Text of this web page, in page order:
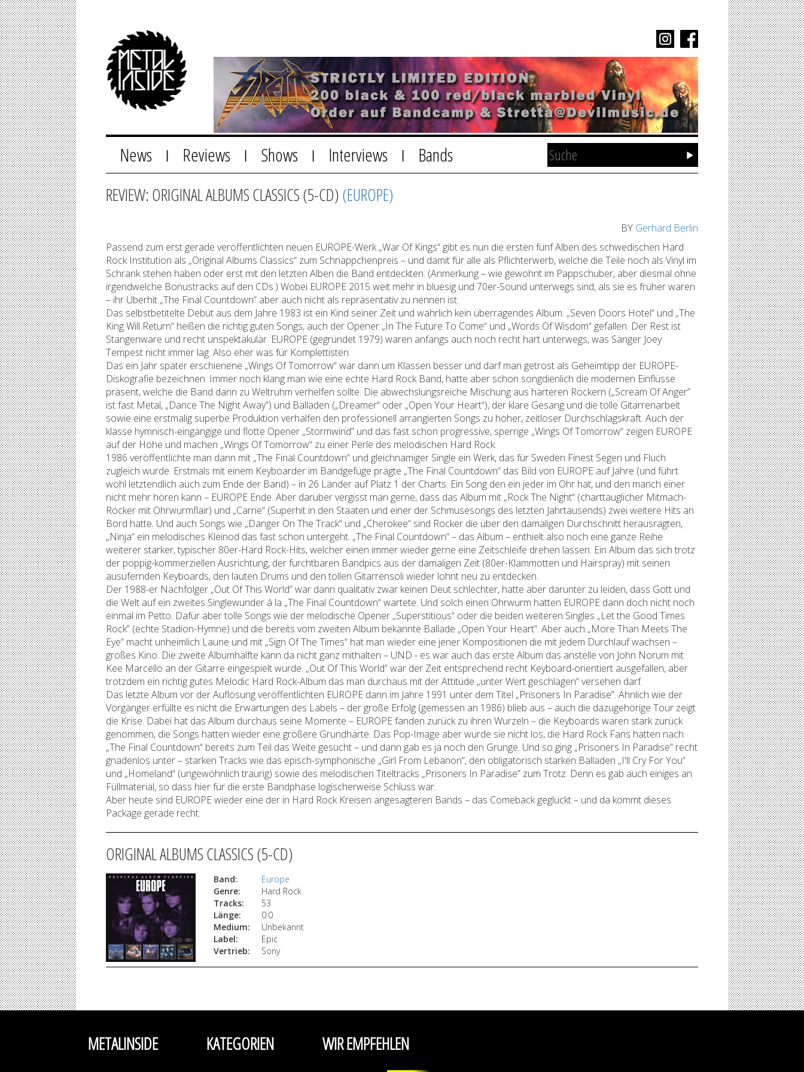
News Reviews Shows Interviews Bands
REVIEW: ORIGINAL ALBUMS CLASSICS (5-CD) (EUROPE)
BY Gerhard Berlin
Passend zum erst gerade veröffentlichten neuen EUROPE-Werk „War Of Kings“ gibt es nun die ersten fünf Alben des schwedischen Hard
Rock Institution als „Original Albums Classics“ zum Schnäppchenpreis – und damit für alle als Pflichterwerb, welche die Teile noch als Vinyl im
Schrank stehen haben oder erst mit den letzten Alben die Band entdeckten. (Anmerkung – wie gewohnt im Pappschuber, aber diesmal ohne
irgendwelche Bonustracks auf den CDs.) Wobei EUROPE 2015 weit mehr in bluesig und 70er-Sound unterwegs sind, als sie es früher waren
– ihr Überhit „The Final Countdown“ aber auch nicht als repräsentativ zu nennen ist.
Das selbstbetitelte Debüt aus dem Jahre 1983 ist ein Kind seiner Zeit und wahrlich kein überragendes Album. „Seven Doors Hotel“ und „The
King Will Return“ heißen die richtig guten Songs, auch der Opener „In The Future To Come“ und „Words Of Wisdom“ gefallen. Der Rest ist
Stangenware und recht unspektakulär. EUROPE (gegründet 1979) waren anfangs auch noch recht hart unterwegs, was Sänger Joey
Tempest nicht immer lag. Also eher was für Komplettisten.
Das ein Jahr später erschienene „Wings Of Tomorrow“ war dann um Klassen besser und darf man getrost als Geheimtipp der EUROPE-
Diskografie bezeichnen. Immer noch klang man wie eine echte Hard Rock Band, hatte aber schon songdienlich die modernen Einflüsse
präsent, welche die Band dann zu Weltruhm verhelfen sollte. Die abwechslungsreiche Mischung aus härteren Rockern („Scream Of Anger”
ist fast Metal, „Dance The Night Away”) und Balladen („Dreamer“ oder „Open Your Heart“), der klare Gesang und die tolle Gitarrenarbeit
sowie eine erstmalig superbe Produktion verhalfen den professionell arrangierten Songs zu hoher, zeitloser Durchschlagskraft. Auch der
klasse hymnisch-eingängige und flotte Opener „Stormwind” und das fast schon progressive, sperrige „Wings Of Tomorrow“ zeigen EUROPE
auf der Höhe und machen „Wings Of Tomorrow“ zu einer Perle des melodischen Hard Rock.
1986 veröffentlichte man dann mit „The Final Countdown“ und gleichnamiger Single ein Werk, das für Sweden Finest Segen und Fluch
zugleich wurde. Erstmals mit einem Keyboarder im Bandgefüge prägte „The Final Countdown“ das Bild von EUROPE auf Jahre (und führt
wohl letztendlich auch zum Ende der Band) – in 26 Länder auf Platz 1 der Charts. Ein Song den ein jeder im Ohr hat, und den manch einer
nicht mehr hören kann – EUROPE Ende. Aber darüber vergisst man gerne, dass das Album mit „Rock The Night“ (charttauglicher Mitmach-
Rocker mit Ohrwurmflair) und „Carrie“ (Superhit in den Staaten und einer der Schmusesongs des letzten Jahrtausends) zwei weitere Hits an
Bord hatte. Und auch Songs wie „Danger On The Track“ und „Cherokee“ sind Rocker die über den damaligen Durchschnitt herausragten,
„Ninja“ ein melodisches Kleinod das fast schon untergeht. „The Final Countdown“ – das Album – enthielt also noch eine ganze Reihe
weiterer starker, typischer 80er-Hard Rock-Hits, welcher einen immer wieder gerne eine Zeitschleife drehen lassen. Ein Album das sich trotz
der poppig-kommerziellen Ausrichtung, der furchtbaren Bandpics aus der damaligen Zeit (80er-Klammotten und Hairspray) mit seinen
ausufernden Keyboards, den lauten Drums und den tollen Gitarrensoli wieder lohnt neu zu entdecken.
Der 1988-er Nachfolger „Out Of This World” war dann qualitativ zwar keinen Deut schlechter, hatte aber darunter zu leiden, dass Gott und
die Welt auf ein zweites Singlewunder á la „The Final Countdown“ wartete. Und solch einen Ohrwurm hatten EUROPE dann doch nicht noch
einmal im Petto. Dafür aber tolle Songs wie der melodische Opener „Superstitious“ oder die beiden weiteren Singles „Let the Good Times
Rock” (echte Stadion-Hymne) und die bereits vom zweiten Album bekannte Ballade „Open Your Heart”. Aber auch „More Than Meets The
Eye“ macht unheimlich Laune und mit „Sign Of The Times“ hat man wieder eine jener Kompositionen die mit jedem Durchlauf wachsen –
großes Kino. Die zweite Albumhälfte kann da nicht ganz mithalten – UND - es war auch das erste Album das anstelle von John Norum mit
Kee Marcello an der Gitarre eingespielt wurde. „Out Of This World” war der Zeit entsprechend recht Keyboard-orientiert ausgefallen, aber
trotzdem ein richtig gutes Melodic Hard Rock-Album das man durchaus mit der Attitüde „unter Wert geschlagen“ versehen darf.
Das letzte Album vor der Auflösung veröffentlichten EUROPE dann im Jahre 1991 unter dem Titel „Prisoners In Paradise”. Ähnlich wie der
Vorgänger erfüllte es nicht die Erwartungen des Labels – der große Erfolg (gemessen an 1986) blieb aus – auch die dazugehörige Tour zeigt
die Krise. Dabei hat das Album durchaus seine Momente – EUROPE fanden zurück zu ihren Wurzeln – die Keyboards waren stark zurück
genommen, die Songs hatten wieder eine größere Grundhärte. Das Pop-Image aber wurde sie nicht los, die Hard Rock Fans hatten nach
„The Final Countdown“ bereits zum Teil das Weite gesucht – und dann gab es ja noch den Grunge. Und so ging „Prisoners In Paradise” recht
gnadenlos unter – starken Tracks wie das episch-symphonische „Girl From Lebanon“, den obligatorisch starken Balladen „I'll Cry For You“
und „Homeland“ (ungewöhnlich traurig) sowie des melodischen Titeltracks „Prisoners In Paradise” zum Trotz. Denn es gab auch einiges an
Füllmaterial, so dass hier für die erste Bandphase logischerweise Schluss war.
Aber heute sind EUROPE wieder eine der in Hard Rock Kreisen angesagteren Bands – das Comeback geglückt – und da kommt dieses
Package gerade recht.
ORIGINAL ALBUMS CLASSICS (5-CD)
Band:
Europe
Genre:
Hard Rock
Tracks:
53
Länge:
0:0
Medium:
Unbekannt
Label:
Epic
Vertrieb:
Sony
METALINSIDE KATEGORIEN WIR EMPFEHLEN